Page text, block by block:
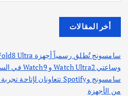
أخر المقالات
وساعتي Watch Ultra2 و Watch9 في السعودية
من الأجهزة